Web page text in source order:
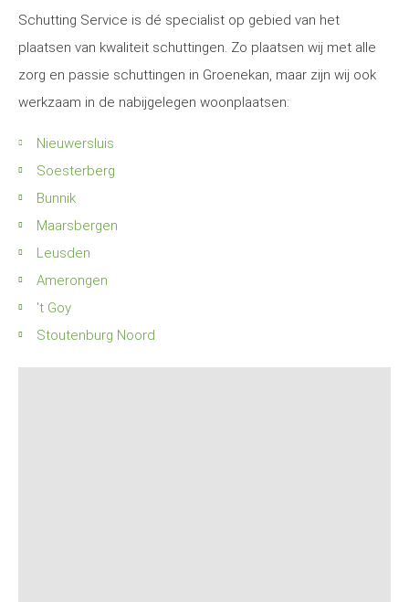
Schutting Service is dé specialist op gebied van het
plaatsen van kwaliteit schuttingen. Zo plaatsen wij met alle
zorg en passie schuttingen in Groenekan, maar zijn wij ook
werkzaam in de nabijgelegen woonplaatsen:
Nieuwersluis
Soesterberg
Bunnik
Maarsbergen
Leusden
Amerongen
't Goy
Stoutenburg Noord